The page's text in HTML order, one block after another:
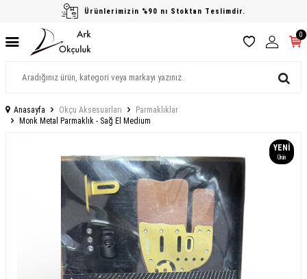
Ürünlerimizin %90 nı Stoktan Teslimdir.
0
Anasayfa Okçu Aksesuarları
Parmaklıklar
Monk Metal Parmaklık - Sağ El Medium
YENI
Ürün